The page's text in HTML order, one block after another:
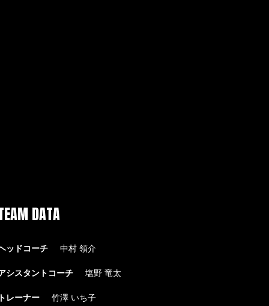
DATA
ッドコーチ 中村 領介
シスタントコーチ 塩野 竜太
トレーナー 竹澤 いち子